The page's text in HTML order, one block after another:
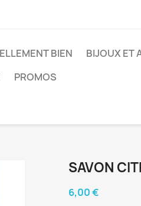
BIEN BIJOUX ET
PROMOS
SAVON
6,00 €